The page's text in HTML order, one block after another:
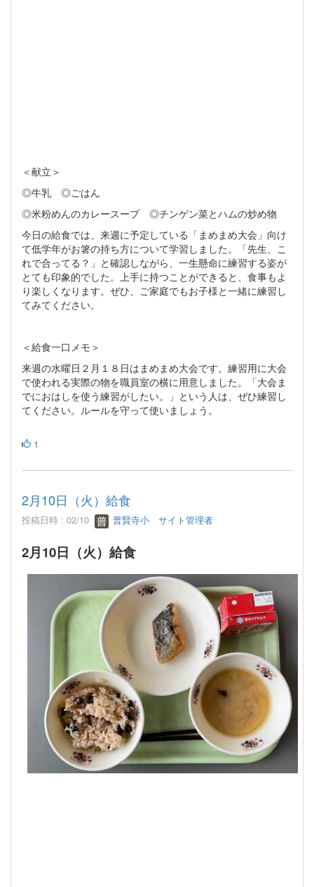
＜献立＞
◎牛乳 ◎ごはん
◎米粉めんのカレースープ ◎チンゲン菜とハムの炒め物
今日の給食では、来週に予定している「まめまめ大会」向け
て低学年がお箸の持ち方について学習しました。「先生、こ
れで合ってる？」と確認しながら、一生懸命に練習する姿が
とても印象的でした。上手に持つことができると、食事もよ
り楽しくなります。ぜひ、ご家庭でもお子様と一緒に練習し
てみてください。
＜給食一口メモ＞
来週の水曜日２月１８日はまめまめ大会です。練習用に大会
で使われる実際の物を職員室の横に用意しました。「大会ま
でにおはしを使う練習がしたい。」という人は、ぜひ練習し
てください。ルールを守って使いましょう。
1
2月10日（火）給食
投稿日時 : 02/10 普賢寺小 サイト管理者
2月10日（火）給食